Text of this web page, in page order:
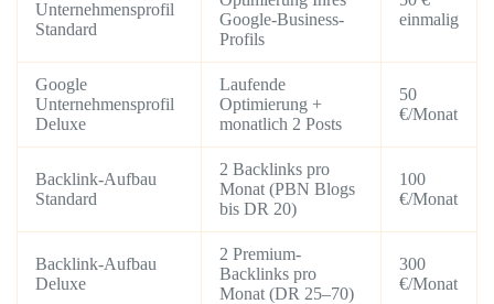
Unternehmensprofil
Standard
Google-Business-
Profils
einmalig
Google
Unternehmensprofil
Deluxe
Laufende
Optimierung +
monatlich 2 Posts
50
€/Monat
Backlink-Aufbau
Standard
2 Backlinks pro
Monat (PBN Blogs
bis DR 20)
100
€/Monat
Backlink-Aufbau
Deluxe
2 Premium-
Backlinks pro
Monat (DR 25–70)
300
€/Monat